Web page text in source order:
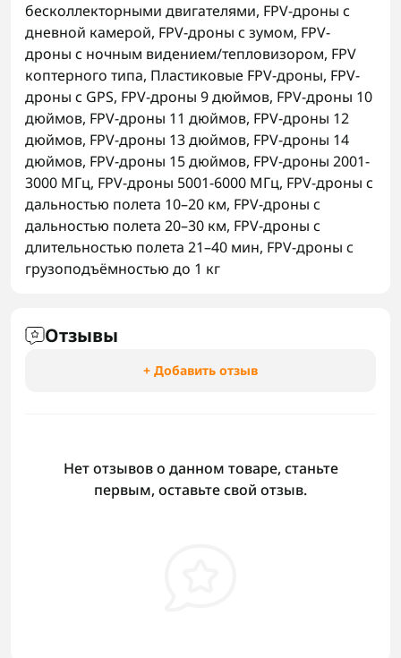
бесколлекторными двигателями, FPV-дроны с
дневной камерой, FPV-дроны с зумом, FPV-
дроны с ночным видением/тепловизором, FPV
коптерного типа, Пластиковые FPV-дроны, FPV-
дроны с GPS, FPV-дроны 9 дюймов, FPV-дроны 10
дюймов, FPV-дроны 11 дюймов, FPV-дроны 12
дюймов, FPV-дроны 13 дюймов, FPV-дроны 14
дюймов, FPV-дроны 15 дюймов, FPV-дроны 2001-
3000 МГц, FPV-дроны 5001-6000 МГц, FPV-дроны с
дальностью полета 10–20 км, FPV-дроны с
дальностью полета 20–30 км, FPV-дроны с
длительностью полета 21–40 мин, FPV-дроны с
грузоподъёмностью до 1 кг
Отзывы
+ Добавить отзыв
Нет отзывов о данном товаре, станьте
первым, оставьте свой отзыв.